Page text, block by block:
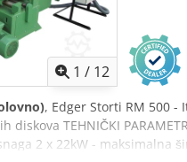
1 / 12
, Edger Storti RM 500
diskova TEHNIČKI
2 x 22kW - maksimalna